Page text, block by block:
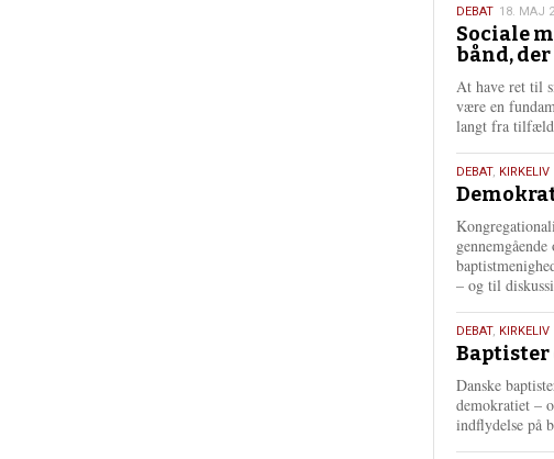
18.
maj
2026
DEBAT 18. MAJ
Sociale
bånd,
At have ret til
være en
langt fra
18.
maj
2026
DEBAT, KIRKELIV
– og til
18.
maj
2026
DEBAT, KIRKELIV
Baptister
Danske
demokratiet –
indflydelse på